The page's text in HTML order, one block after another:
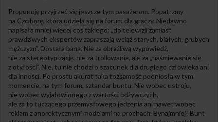
Proponuję przyjrzeć się jeszcze tym pasażerom. Popatrzmy
na Czciborę, która udziela się na forum dla graczy. Niedawno
napisała mniej więcej coś takiego: „do telewizji zamiast
prawdziwych ekspertów zapraszają wciąż starych, białych, grubych
mężczyzn”. Dostała bana. Nie za obraźliwą wypowiedź,
nie za stereotypizację, nie za trollowanie, ale za „naśmiewanie się
z otyłości”. Nie, tu nie chodzi o szacunek dla drugiego człowieka ani
dla inności. Po prostu akurat taka tożsamość podniosła w tym
momencie, na tym forum, sztandar buntu. Nie wobec ustroju,
nie wobec wyjałowionego z wartości odżywczych,
ale za to tuczącego przemysłowego jedzenia ani nawet wobec
reklam z anorektycznymi modelami na prochach. Bynajmniej! Bunt